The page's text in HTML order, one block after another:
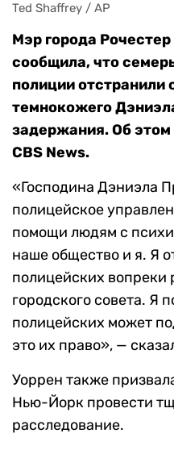
Ted Shaffrey / AP
Мэр города
сообщила, что
полиции отстранили
темнокожего
задержания. Об этом
CBS News.
«Господина Дэниэла
полицейское
помощи людям с
наше общество и я. Я
полицейских вопреки
городского совета. Я
полицейских может
это их право», —
Уоррен также
Нью-Йорк провести
расследование.